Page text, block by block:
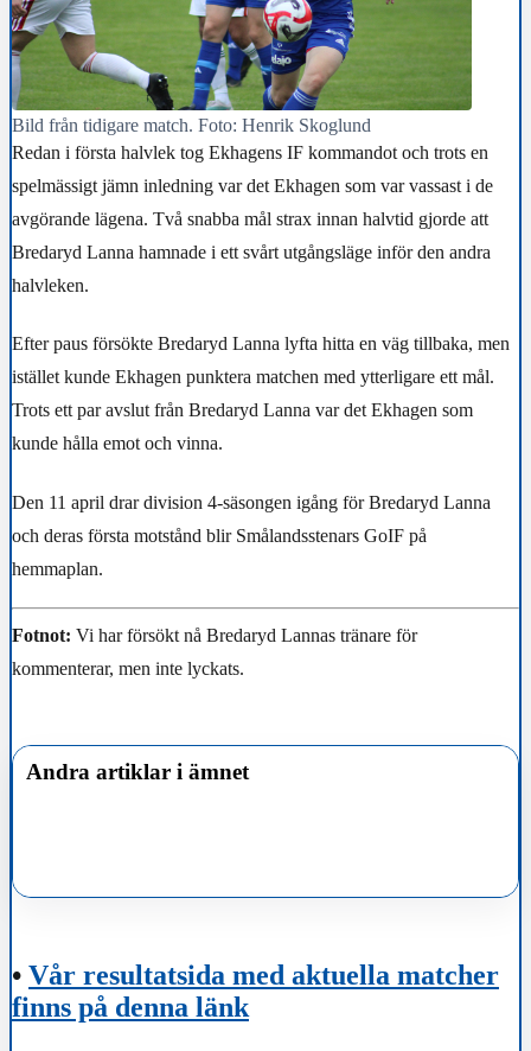
Bild från tidigare match. Foto: Henrik Skoglund
Redan i första halvlek tog Ekhagens IF kommandot och trots en
spelmässigt jämn inledning var det Ekhagen som var vassast i de
avgörande lägena. Två snabba mål strax innan halvtid gjorde att
Bredaryd Lanna hamnade i ett svårt utgångsläge inför den andra
halvleken.
Efter paus försökte Bredaryd Lanna lyfta hitta en väg tillbaka, men
istället kunde Ekhagen punktera matchen med ytterligare ett mål.
Trots ett par avslut från Bredaryd Lanna var det Ekhagen som
kunde hålla emot och vinna.
Den 11 april drar division 4-säsongen igång för Bredaryd Lanna
och deras första motstånd blir Smålandsstenars GoIF på
hemmaplan.
Fotnot: Vi har försökt nå Bredaryd Lannas tränare för
kommenterar, men inte lyckats.
Andra artiklar i ämnet
• Vår resultatsida med aktuella matcher
finns på denna länk